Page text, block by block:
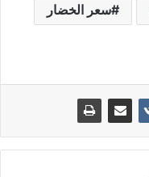
سعر الخضار